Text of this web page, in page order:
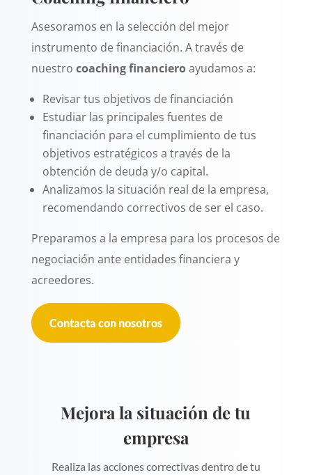
Asesoramos en la selección del mejor
instrumento de financiación. A través de
nuestro coaching financieroayudamos a:
Revisar tus objetivos de financiación
Estudiar las principales fuentes de
financiación para el cumplimiento de tus
objetivos estratégicos a través de la
obtención de deuda y/o capital.
Analizamos la situación real de la empresa,
recomendando correctivos de ser el caso.
Preparamos a la empresa para los procesos de
negociación ante entidades financiera y
acreedores.
Contacta con nosotros
Mejora la situación de tu
empresa
Realiza las acciones correctivas dentro de tu